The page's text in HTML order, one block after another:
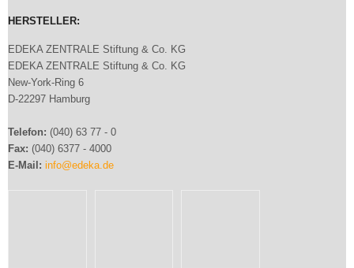
HERSTELLER:
EDEKA ZENTRALE Stiftung & Co. KG
EDEKA ZENTRALE Stiftung & Co. KG
New-York-Ring 6
D-22297 Hamburg
Telefon: (040) 63 77 - 0
Fax: (040) 6377 - 4000
E-Mail: info@edeka.de